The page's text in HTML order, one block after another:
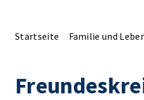
Startseite Familie und